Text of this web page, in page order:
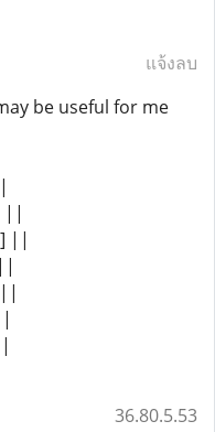
แจ้งลบ
be useful for me
||
||
||
36.80.5.53